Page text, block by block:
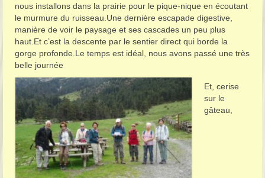
nous installons dans la prairie pour le pique-nique en écoutant
le murmure du ruisseau.Une dernière escapade digestive,
manière de voir le paysage et ses cascades un peu plus
haut.Et c’est la descente par le sentier direct qui borde la
gorge profonde.Le temps est idéal, nous avons passé une très
belle journée
Et, cerise
sur le
gâteau,